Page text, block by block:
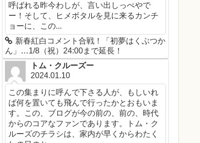
呼ばれる昨今わしが、言い出しっぺやで
ー！そして、ヒメボタルを見に来るカンチ
ョーに、この...
新春紅白コメント合戦！「初夢はくぶつか
ん」…1/8（祝）24:00まで延長！
トム・クルーズー
2024.01.10
この集まりに呼んで下さる人が、もしいれ
ば何を置いても飛んで行ったかとおもいま
す。この、ブログが今の前の、前の、時代
からのコアなファンであります。トム・ク
ルーズのチラシは、家内が早くからわたく